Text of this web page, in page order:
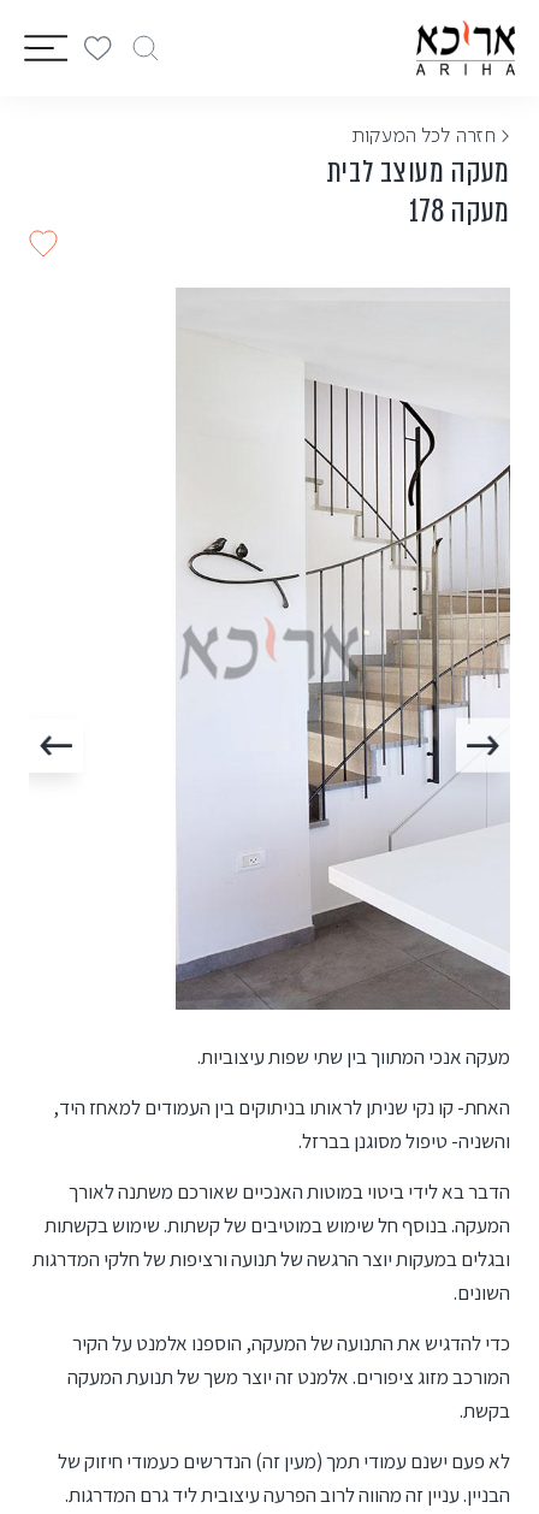
< חזרה לכל המעקות
מעקה מעוצב לבית
מעקה 178
מעקה אנכי המתווך בין שתי שפות עיצוביות.
האחת- קו נקי שניתן לראותו בניתוקים בין העמודים למאחז היד,
והשניה- טיפול מסוגנן בברזל.
הדבר בא לידי ביטוי במוטות האנכיים שאורכם משתנה לאורך
המעקה. בנוסף חל שימוש במוטיבים של קשתות. שימוש בקשתות
ובגלים במעקות יוצר הרגשה של תנועה ורציפות של חלקי המדרגות
השונים.
כדי להדגיש את התנועה של המעקה, הוספנו אלמנט על הקיר
המורכב מזוג ציפורים. אלמנט זה יוצר משך של תנועת המעקה
בקשת.
לא פעם ישנם עמודי תמך (מעין זה) הנדרשים כעמודי חיזוק של
הבניין. עניין זה מהווה לרוב הפרעה עיצובית ליד גרם המדרגות.